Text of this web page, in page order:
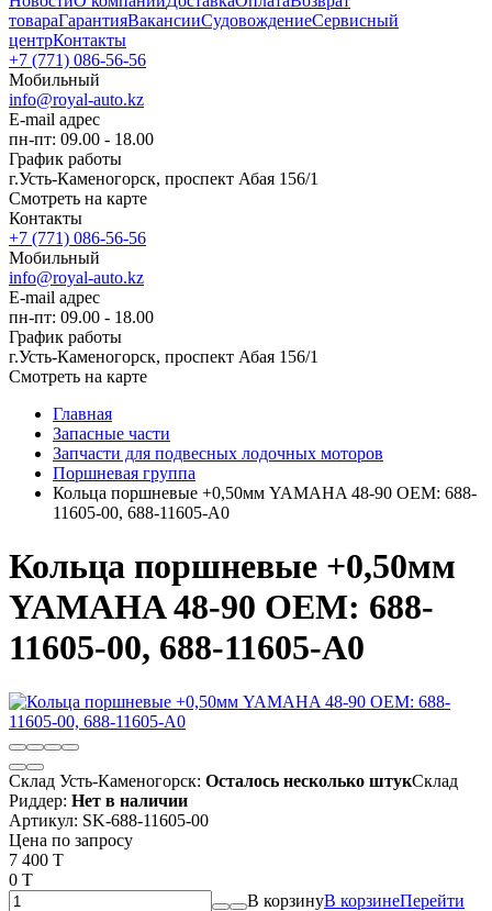
товараГарантияВакансииСудовождениеСервисный
центрКонтакты
+7 (771) 086-56-56
Мобильный
info@royal-auto.kz
E-mail адрес
пн-пт: 09.00 - 18.00
График работы
г.Усть-Каменогорск, проспект Абая 156/1
Смотреть на карте
Контакты
+7 (771) 086-56-56
Мобильный
info@royal-auto.kz
E-mail адрес
пн-пт: 09.00 - 18.00
График работы
г.Усть-Каменогорск, проспект Абая 156/1
Смотреть на карте
Главная
Запасные части
Запчасти для подвесных лодочных моторов
Поршневая группа
Кольца поршневые +0,50мм YAMAHA 48-90 OEM: 688-
11605-00, 688-11605-A0
Кольца поршневые +0,50мм
YAMAHA 48-90 OEM: 688-
11605-00, 688-11605-A0
Склад Усть-Каменогорск: Осталось несколько штукСклад
Риддер: Нет в наличии
Артикул: SK-688-11605-00
Цена по запросу
7 400 T
0 T
В корзинуВ корзинеПерейти